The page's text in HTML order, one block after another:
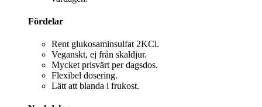
Fördelar
Rent glukosaminsulfat 2KCl.
Veganskt, ej från skaldjur.
Mycket prisvärt per dagsdos.
Flexibel dosering.
Lätt att blanda i frukost.